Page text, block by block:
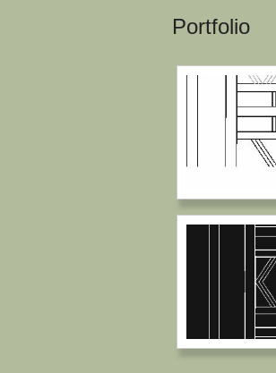
Portfolio